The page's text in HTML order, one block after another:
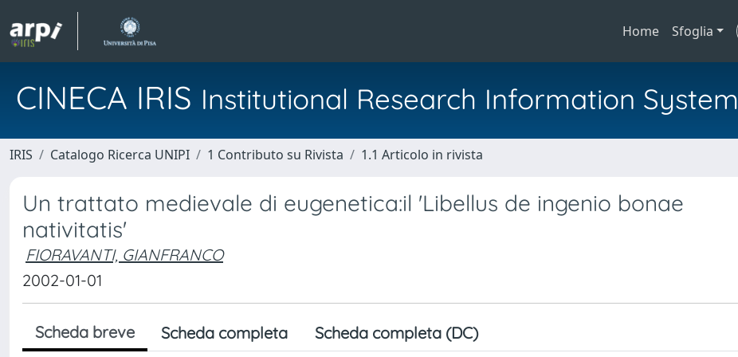
Home Sfoglia
CINECA IRIS Institutional Research Information System
IRIS Catalogo Ricerca UNIPI 1 Contributo su Rivista 1.1 Articolo in rivista
Un trattato medievale di eugenetica:il 'Libellus de ingenio bonae
nativitatis'
FIORAVANTI, GIANFRANCO
2002-01-01
Scheda breve Scheda completa Scheda completa (DC)